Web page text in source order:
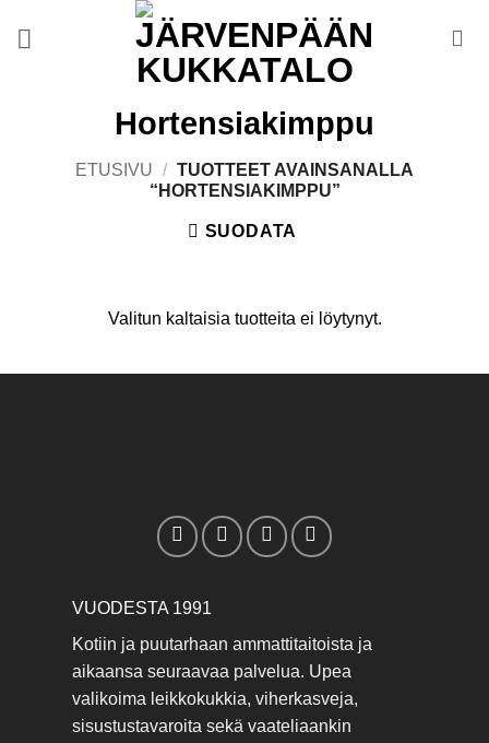
Hortensiakimppu
ETUSIVU / TUOTTEET AVAINSANALLA
“HORTENSIAKIMPPU”
SUODATA
Valitun kaltaisia tuotteita ei löytynyt.
VUODESTA 1991
Kotiin ja puutarhaan ammattitaitoista ja
aikaansa seuraavaa palvelua. Upea
valikoima leikkokukkia, viherkasveja,
sisustustavaroita sekä vaateliaankin